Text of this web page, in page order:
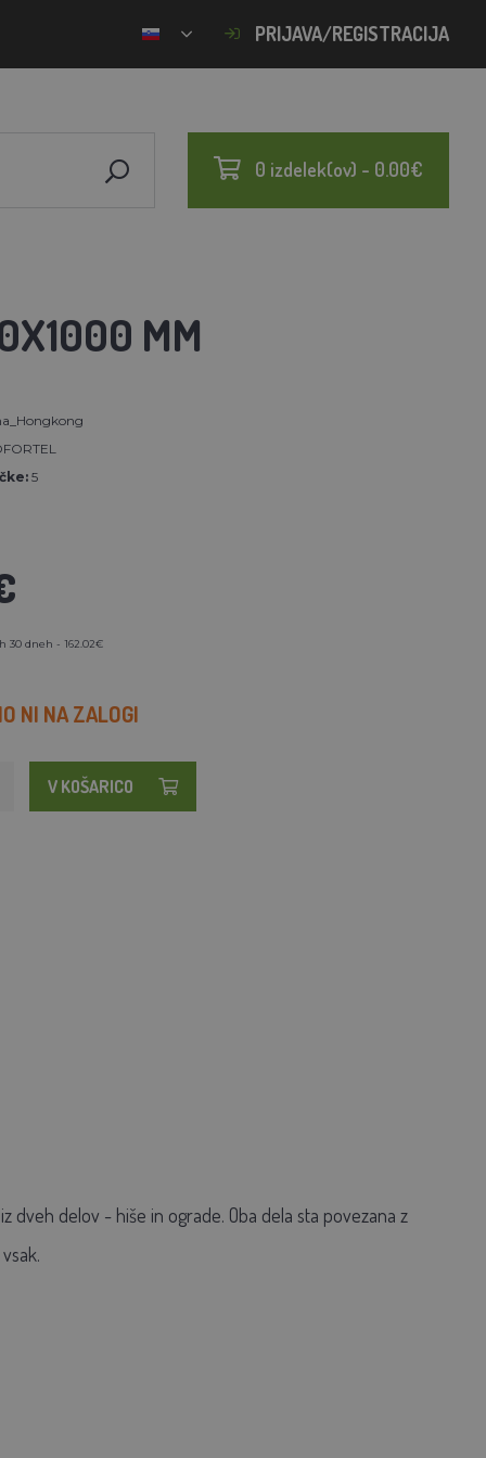
PRIJAVA/REGISTRACIJA
0 izdelek(ov) - 0.00€
MM
5
30 dneh - 162.02€
NI NA ZALOGI
V KOŠARICO
dveh delov - hiše in ograde. Oba dela sta povezana z